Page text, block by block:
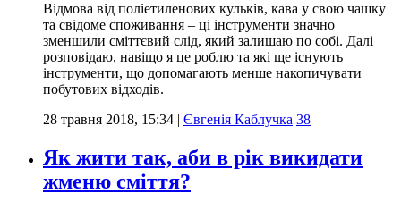
Відмова від поліетиленових кульків, кава у свою чашку
та свідоме споживання – ці інструменти значно
зменшили сміттєвий слід, який залишаю по собі. Далі
розповідаю, навіщо я це роблю та які ще існують
інструменти, що допомагають менше накопичувати
побутових відходів.
28 травня 2018, 15:34 | Євгенія Каблучка 38
Як жити так, аби в рік викидати
жменю сміття?